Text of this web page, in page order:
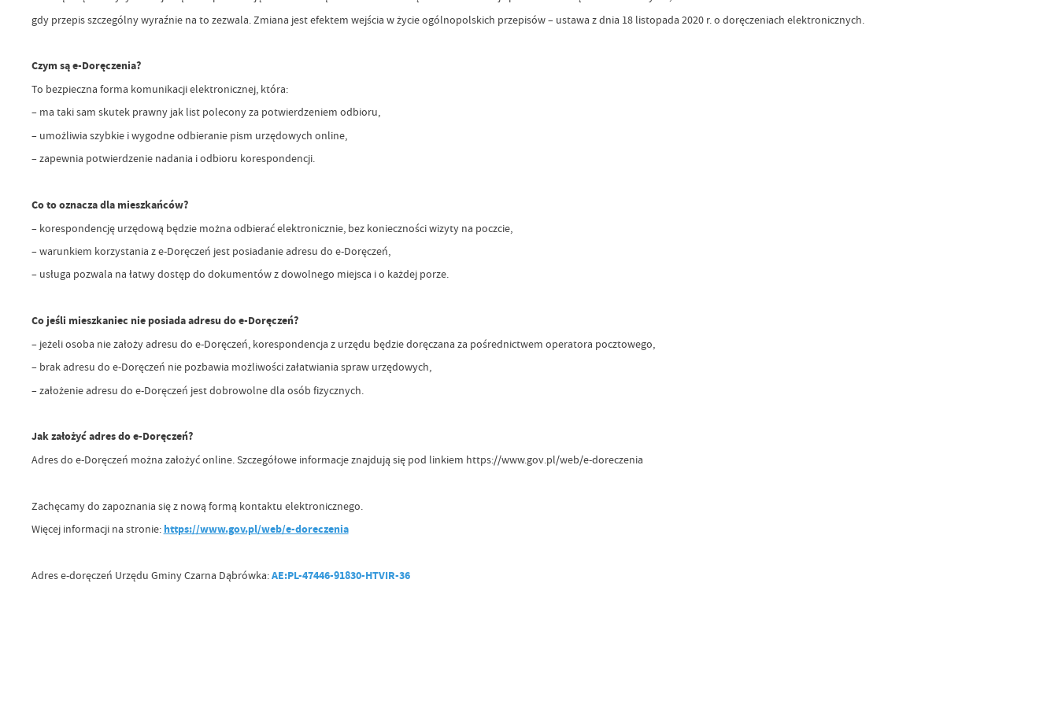
gdy przepis szczególny wyraźnie na to zezwala. Zmiana jest efektem wejścia w życie ogólnopolskich przepisów – ustawa z dnia 18 listopada 2020 r. o doręczeniach elektronicznych.
Czym są e-Doręczenia?
To bezpieczna forma komunikacji elektronicznej, która:
– ma taki sam skutek prawny jak list polecony za potwierdzeniem odbioru,
– umożliwia szybkie i wygodne odbieranie pism urzędowych online,
– zapewnia potwierdzenie nadania i odbioru korespondencji.
Co to oznacza dla mieszkańców?
– korespondencję urzędową będzie można odbierać elektronicznie, bez konieczności wizyty na poczcie,
– warunkiem korzystania z e-Doręczeń jest posiadanie adresu do e-Doręczeń,
– usługa pozwala na łatwy dostęp do dokumentów z dowolnego miejsca i o każdej porze.
Co jeśli mieszkaniec nie posiada adresu do e-Doręczeń?
– jeżeli osoba nie założy adresu do e-Doręczeń, korespondencja z urzędu będzie doręczana za pośrednictwem operatora pocztowego,
– brak adresu do e-Doręczeń nie pozbawia możliwości załatwiania spraw urzędowych,
– założenie adresu do e-Doręczeń jest dobrowolne dla osób fizycznych.
Jak założyć adres do e-Doręczeń?
Adres do e-Doręczeń można założyć online. Szczegółowe informacje znajdują się pod linkiem https://www.gov.pl/web/e-doreczenia
Zachęcamy do zapoznania się z nową formą kontaktu elektronicznego.
Więcej informacji na stronie: https://www.gov.pl/web/e-doreczenia
Adres e-doręczeń Urzędu Gminy Czarna Dąbrówka:AE:PL-47446-91830-HTVIR-36